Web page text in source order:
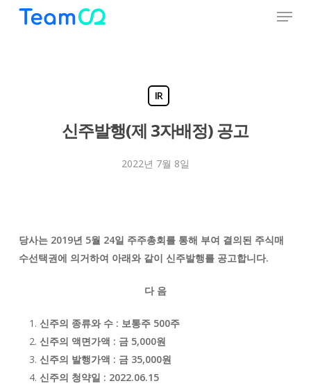
Menu
IR
신주발행(제 3자배정) 공고
2022년 7월 8일
당사는 2019년 5월 24일 주주총회를 통해 부여 결의된 주식매
수선택권에 의거하여 아래와 같이 신주발행를 공고합니다.
다 음
신주의 종류와 수 : 보통주 500주
신주의 액면가액 : 금 5,000원
신주의 발행가액 : 금 35,000원
신주의 청약일 : 2022.06.15